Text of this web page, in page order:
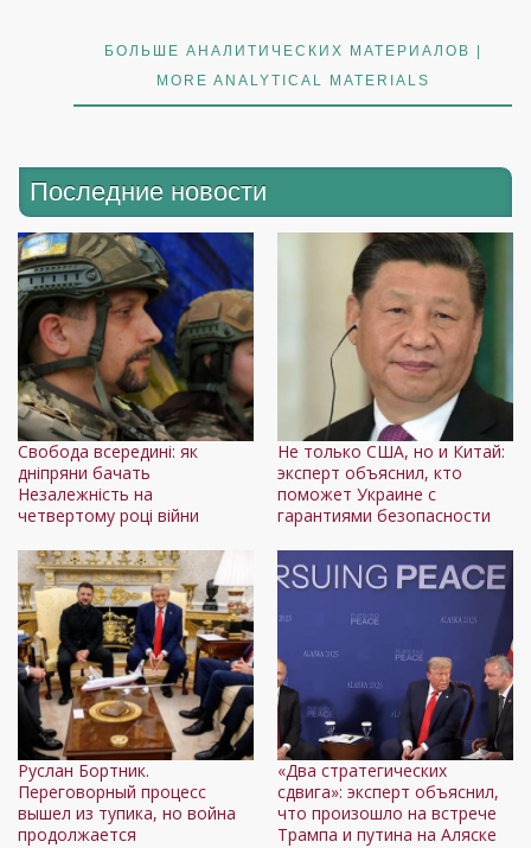
БОЛЬШЕ АНАЛИТИЧЕСКИХ МАТЕРИАЛОВ |
MORE ANALYTICAL MATERIALS
Последние новости
Свобода всередині: як
дніпряни бачать
Незалежність на
четвертому році війни
Не только США, но и Китай:
эксперт объяснил, кто
поможет Украине с
гарантиями безопасности
Руслан Бортник.
Переговорный процесс
вышел из тупика, но война
продолжается
«Два стратегических
сдвига»: эксперт объяснил,
что произошло на встрече
Трампа и путина на Аляске